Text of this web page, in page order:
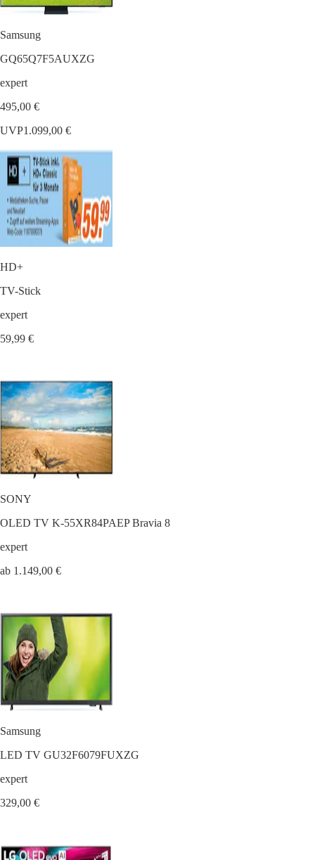
Samsung
GQ65Q7F5AUXZG
expert
495,00 €
UVP1.099,00 €
HD+
TV-Stick
expert
59,99 €
SONY
OLED TV K-55XR84PAEP Bravia 8
expert
ab 1.149,00 €
Samsung
LED TV GU32F6079FUXZG
expert
329,00 €